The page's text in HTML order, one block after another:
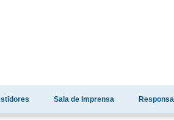
Sala de Imprensa